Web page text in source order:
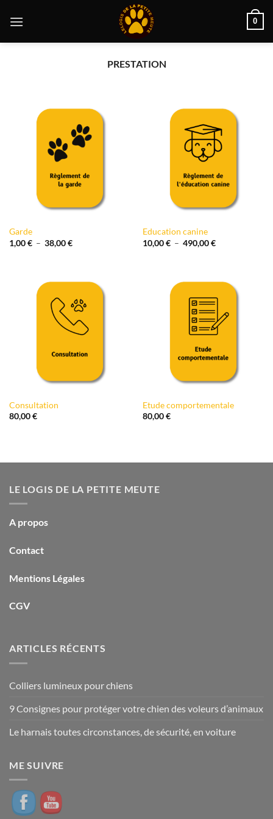
0
PRESTATION
Garde
1,00€ – 38,00€Plage
38,00 €
Education canine
10,00€ – 490,00€Plage
490,00 €
Consultation
80,00€
Etude comportementale
80,00€
LE LOGIS DE LA PETITE MEUTE
A propos
Contact
Mentions Légales
CGV
ARTICLES RÉCENTS
Colliers lumineux pour chiens
9 Consignes pour protéger votre chien des voleurs d’animaux
Le harnais toutes circonstances, de sécurité, en voiture
ME SUIVRE